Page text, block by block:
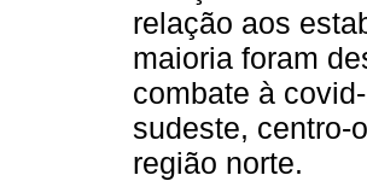
relação aos
maioria foram
combate à
sudeste, centro-
região norte.